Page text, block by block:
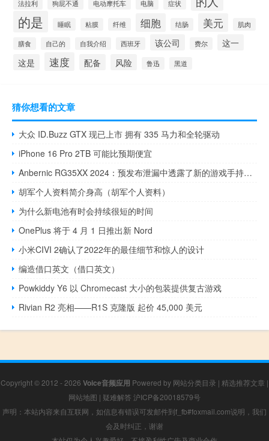
法拉利 狗屁不通 电动摩托车 电脑 症状
的是 睡眠 粘膜 纤维 细胞 结肠 美元 肌肉
膳食 自己的 自我介绍 西班牙 该公司 费尔
这一
这是
速度 配备 风险 鲁迅 黑道
猜你想看的文章
大众 ID.Buzz GTX 现已上市 拥有 335 马力和全轮驱动
iPhone 16 Pro 2TB 可能比预期便宜
Anbernic RG35XX 2024：预发布泄漏中透露了新的游戏手持设备
胡军个人资料简介身高（胡军个人资料）
为什么新电池有时会持续很短的时间
OnePlus 将于 4 月 1 日推出新 Nord
小米CIVI 2确认了2022年的最佳细节和惊人的设计
编造借口英文（借口英文）
Powkiddy Y6 以 Chromecast 大小的包装提供复古游戏
Rivian R2 亮相——R1S 克隆版 起价 45,000 美元
Copyright © 2012 - 2026 Voice音频应用 Powered by 网站分类目录 | 精选推荐文章 |
网站地图 | 疑难解答 沪ICP备20018579号
声明：本站内容来自互联网，如信息有错误可发邮件到f_fb#foxmail.com说明，我们
会及时纠正，谢谢